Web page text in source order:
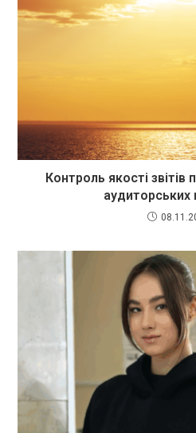
Контроль якості звітів
аудиторських